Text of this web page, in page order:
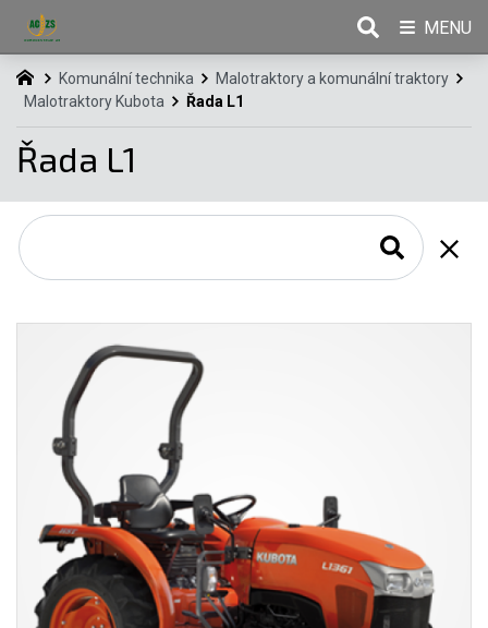
Komunální technika
Malotraktory a komunální traktory
Malotraktory Kubota
Řada L1
Řada L1
MENU